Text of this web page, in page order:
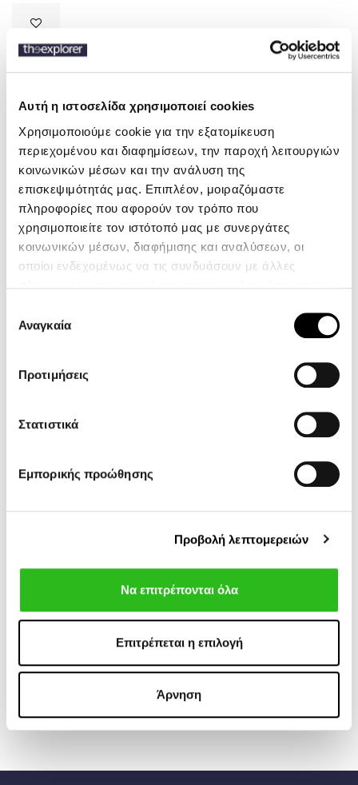
Αυτή η ιστοσελίδα χρησιμοποιεί cookies
Χρησιμοποιούμε cookie για την εξατομίκευση
περιεχομένου και διαφημίσεων, την παροχή λειτουργιών
κοινωνικών μέσων και την ανάλυση της
επισκεψιμότητάς μας. Επιπλέον, μοιραζόμαστε
πληροφορίες που αφορούν τον τρόπο που
χρησιμοποιείτε τον ιστότοπό μας με συνεργάτες
κοινωνικών μέσων, διαφήμισης και αναλύσεων, οι
οποίοι ενδεχομένως να τις συνδυάσουν με άλλες
των υπηρεσιών τους.
συγκατάθεσης
Αναγκαία
Προτιμήσεις
Στατιστικά
Εμπορικής προώθησης
Προβολή λεπτομερειών
Να επιτρέπονται όλα
Επιτρέπεται η επιλογή
Άρνηση
SKU:50502800
Περιγραφή
Χαρακτηριστικά
Ανδρικό πουκάμισο από τη Boss Menswear. Διαθέτει slim fit
γραμμή και ένα διακριτικό μοτίβο.
13 ακόμα προϊόντα στην ίδια
κατηγορία:
ΠΟΥΚΑΜΙΣΟ
REGULAR FIT JOE
70,00 €
140,00 €
SCOTCH & SODA
ΠΟΥΚΑΜΙΣΟ
LINEN STRIPED
135,00 €